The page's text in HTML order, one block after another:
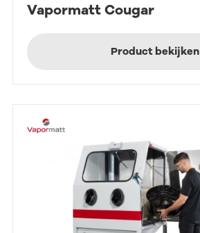
Vapormatt Cougar
Product bekijken